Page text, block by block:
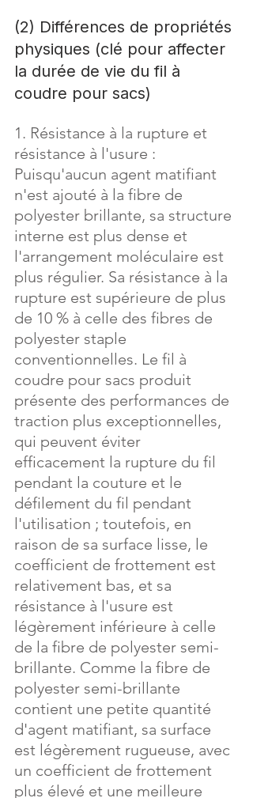
(2) Différences de propriétés
physiques (clé pour affecter
la durée de vie du fil à
coudre pour sacs)
1. Résistance à la rupture et
résistance à l'usure :
Puisqu'aucun agent matifiant
n'est ajouté à la fibre de
polyester brillante, sa structure
interne est plus dense et
l'arrangement moléculaire est
plus régulier. Sa résistance à la
rupture est supérieure de plus
de 10 % à celle des fibres de
polyester staple
conventionnelles. Le fil à
coudre pour sacs produit
présente des performances de
traction plus exceptionnelles,
qui peuvent éviter
efficacement la rupture du fil
pendant la couture et le
défilement du fil pendant
l'utilisation ; toutefois, en
raison de sa surface lisse, le
coefficient de frottement est
relativement bas, et sa
résistance à l'usure est
légèrement inférieure à celle
de la fibre de polyester semi-
brillante. Comme la fibre de
polyester semi-brillante
contient une petite quantité
d'agent matifiant, sa surface
est légèrement rugueuse, avec
un coefficient de frottement
plus élevé et une meilleure